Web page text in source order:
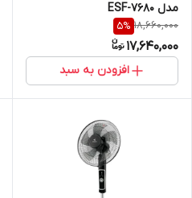
مدل ESF-7680
18,660,000
5%
17,640,000
افزودن به سبد